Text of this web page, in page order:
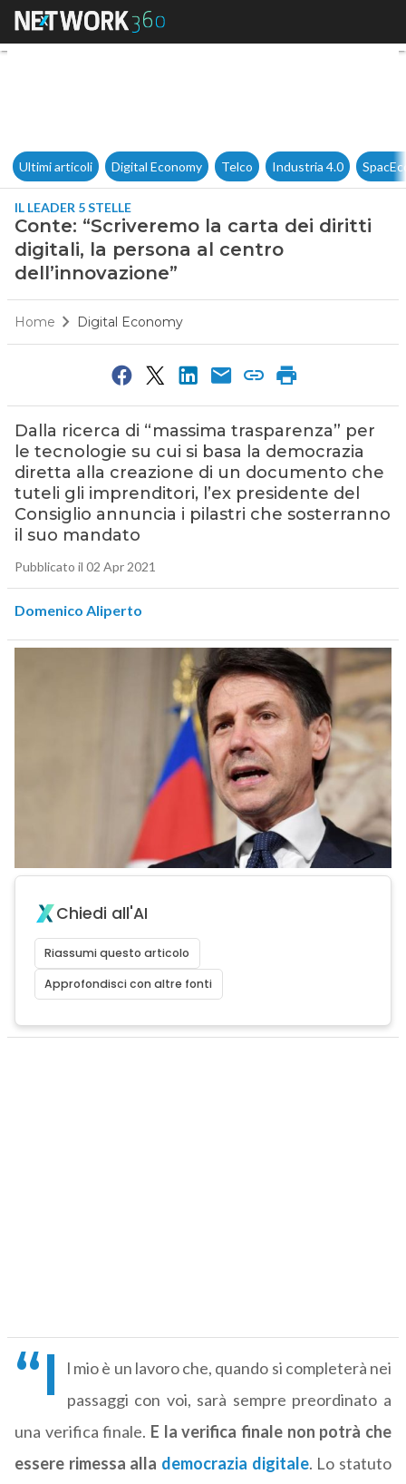
Conte: “Scriveremo la carta
Ultimi articoli Digital Economy Telco Industria 4.0
IL LEADER 5 STELLE
Conte: “Scriveremo la carta dei diritti
digitali, la persona al centro
dell’innovazione”
Home Digital Economy
Dalla ricerca di “massima trasparenza” per
le tecnologie su cui si basa la democrazia
diretta alla creazione di un documento che
tuteli gli imprenditori, l’ex presidente del
Consiglio annuncia i pilastri che sosterranno
il suo mandato
Pubblicato il 02 Apr 2021
Domenico Aliperto
Chiedi all'AI
Riassumi questo articolo
Approfondisci con altre fonti
“I
l mio è un lavoro che, quando si completerà nei
passaggi con voi, sarà sempre preordinato a
una verifica finale. E la verifica finale non potrà che
essere rimessa alla democrazia digitale. Lo statuto